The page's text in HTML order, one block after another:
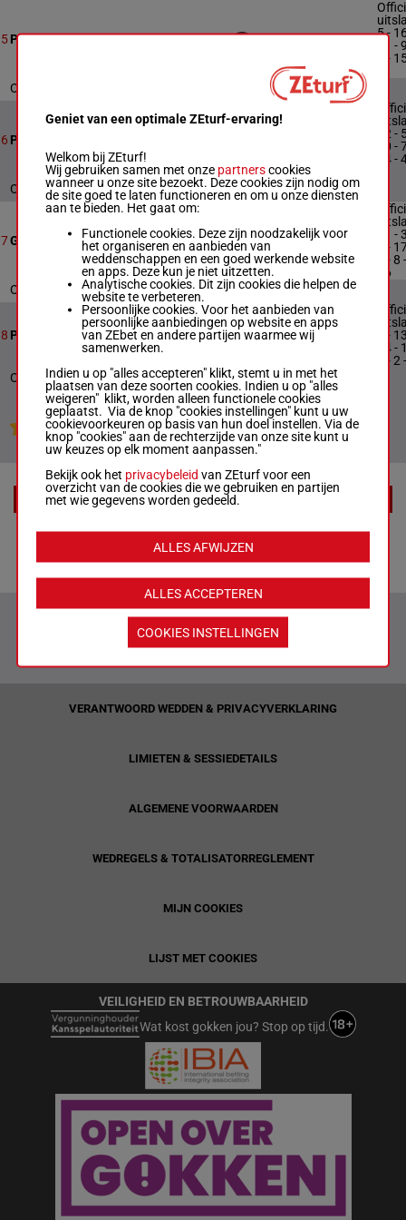
5Prix Xavier Hunault 163000m16:195 -
11 -
1 -
Officiële uitslag : 5 - 16 - 11 - 9 - 1 - 15 - 6
6 Prix Coktail Jet
12 -
10 -
14 -
Officiële uitslag : 12 - 5 - 10 - 7 - 14 - 4 - 6
7Grand National des Jockeys 153000m17:25
11 -
4 -
6 - 8 -
16
Officiële uitslag : 11 - 3 - 4 - 17 - 6 - 8 - 16
8 Prix l'Eclaireur-actu.fr 163000m
9 -
14 -
8 - 2
Officiële uitslag : 9 - 13 - 14 - 15 - 8 - 2 - 1
Jouw favoriete paarden
EXTRA
VERANTWOORD WEDDEN & PRIVACYVERKLARING
LIMIETEN & SESSIEDETAILS
ALGEMENE VOORWAARDEN
WEDREGELS & TOTALISATORREGLEMENT
MIJN COOKIES
LIJST MET COOKIES
VEILIGHEID EN BETROUWBAARHEID
Wat kost gokken jou? Stop op tijd.
Geniet van een optimale ZEturf-ervaring!
Welkom bij ZEturf!
Wij gebruiken samen met onze partnerscookies
wanneer u onze site bezoekt. Deze cookies zijn nodig om
de site goed te laten functioneren en om u onze diensten
aan te bieden. Het gaat om:
Functionele cookies. Deze zijn noodzakelijk voor
het organiseren en aanbieden van
weddenschappen en een goed werkende website
en apps. Deze kun je niet uitzetten.
Analytische cookies. Dit zijn cookies die helpen de
website te verbeteren.
Persoonlijke cookies. Voor het aanbieden van
persoonlijke aanbiedingen op website en apps
van ZEbet en andere partijen waarmee wij
samenwerken.
Indien u op "alles accepteren" klikt, stemt u in met het
plaatsen van deze soorten cookies. Indien u op "alles
weigeren" klikt, worden alleen functionele cookies
geplaatst. Via de knop "cookies instellingen" kunt u uw
cookievoorkeuren op basis van hun doel instellen. Via de
knop "cookies" aan de rechterzijde van onze site kunt u
uw keuzes op elk moment aanpassen."
Bekijk ook het privacybeleid van ZEturf voor een
overzicht van de cookies die we gebruiken en partijen
met wie gegevens worden gedeeld.
ALLES ACCEPTEREN
ALLES AFWIJZEN
COOKIES INSTELLINGEN